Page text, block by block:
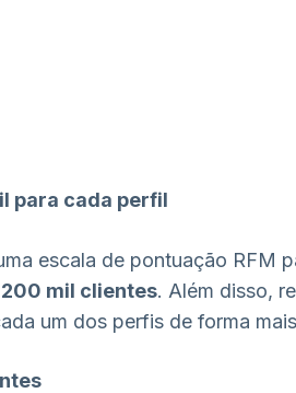
para cada perfil
escala de pontuação RFM
mil clientes. Além disso,
um dos perfis de forma